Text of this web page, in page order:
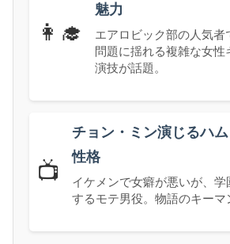
👩‍🎓
魅力
エアロビック部の人気者
問題に揺れる複雑な女性
演技が話題。
📺
チョン・ミン演じるハ
性格
イケメンで女癖が悪いが、学
するモテ男役。物語のキーマ